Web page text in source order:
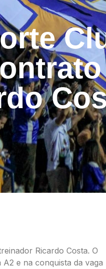
Ricardo Costa. O
e na conquista da vaga